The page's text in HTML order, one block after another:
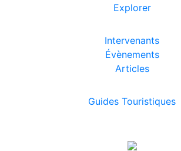
Explorer
Intervenants
Évènements
Articles
Guides Touristiques